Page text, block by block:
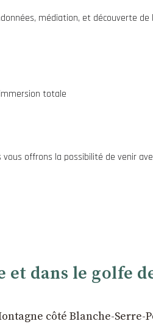
médiation, et découverte de
totale
offrons la possibilité de venir
et dans le golfe
côté Blanche-Serre-